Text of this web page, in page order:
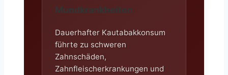
Mundkrankheiten
Dauerhafter Kautabakkonsum
führte zu schweren
Zahnschäden,
Zahnfleischerkrankungen und